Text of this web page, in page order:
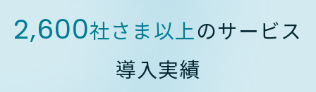
2,600社さま以上のサービス
導入実績